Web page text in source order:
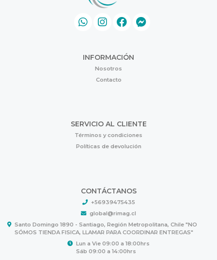
INFORMACIÓN
Nosotros
Contacto
SERVICIO AL CLIENTE
Términos y condiciones
Políticas de devolución
CONTÁCTANOS
+56939475435
global@rimag.cl
Santo Domingo 1890 - Santiago, Región Metropolitana, Chile "NO
SÓMOS TIENDA FISICA, LLAMAR PARA COORDINAR ENTREGAS"
Lun a Vie 09:00 a 18:00hrs
Sáb 09:00 a 14:00hrs